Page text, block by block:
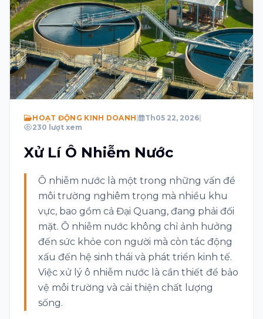
HOẠT ĐỘNG KINH DOANH | Th05 22, 2026
230 lượt xem
Xử Lí Ô Nhiễm Nước
Ô nhiễm nước là một trong những vấn đề
môi trường nghiêm trọng mà nhiều khu
vực, bao gồm cả Đại Quang, đang phải đối
mặt. Ô nhiễm nước không chỉ ảnh hưởng
đến sức khỏe con người mà còn tác động
xấu đến hệ sinh thái và phát triển kinh tế.
Việc xử lý ô nhiễm nước là cần thiết để bảo
vệ môi trường và cải thiện chất lượng
sống.
Chủ đề
Tin nhắn
riêng tư
Gửi